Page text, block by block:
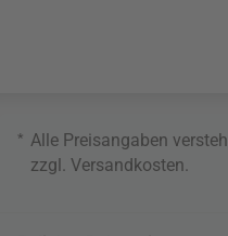
* Alle Preisangaben
zzgl. Versandkosten